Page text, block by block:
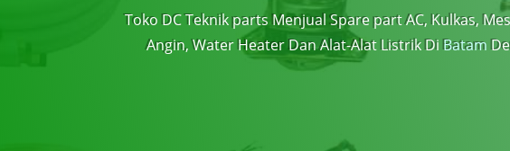
Toko DC Teknik parts Menjual Spare part AC, Kulkas,
Angin, Water Heater Dan Alat-Alat Listrik DiBatam